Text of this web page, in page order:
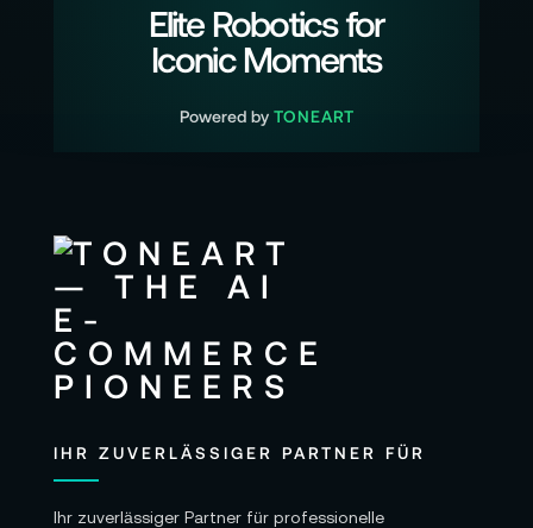
Elite Robotics for
Iconic Moments
Powered by TONEART
IHR ZUVERLÄSSIGER PARTNER FÜR
Ihr zuverlässiger Partner für professionelle